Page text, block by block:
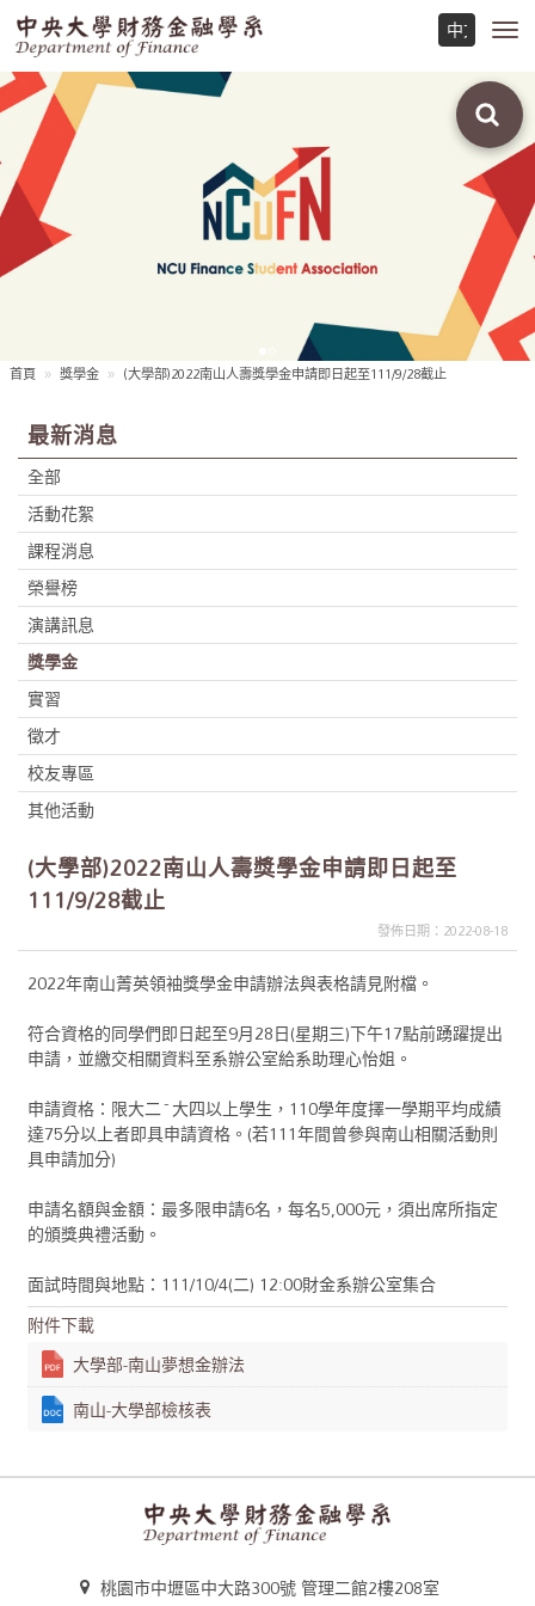
首頁 獎學金 (大學部)2022南山人壽獎學金申請即日起至111/9/28截止
最新消息
全部
活動花絮
課程消息
榮譽榜
演講訊息
獎學金
實習
徵才
校友專區
其他活動
(大學部)2022南山人壽獎學金申請即日起至
111/9/28截止
發佈日期：2022-08-18
2022年南山菁英領袖獎學金申請辦法與表格請見附檔。
符合資格的同學們即日起至9月28日(星期三)下午17點前踴躍提出
申請，並繳交相關資料至系辦公室給系助理心怡姐。
申請資格：限大二~大四以上學生，110學年度擇一學期平均成績
達75分以上者即具申請資格。(若111年間曾參與南山相關活動則
具申請加分)
申請名額與金額：最多限申請6名，每名5,000元，須出席所指定
的頒獎典禮活動。
面試時間與地點：111/10/4(二) 12:00財金系辦公室集合
附件下載
大學部-南山夢想金辦法
南山-大學部檢核表
桃園市中壢區中大路300號 管理二館2樓208室